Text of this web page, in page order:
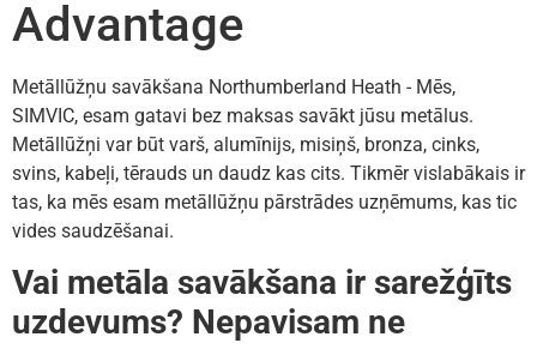
Advantage
Metāllūžņu savākšana Northumberland Heath - Mēs,
SIMVIC, esam gatavi bez maksas savākt jūsu metālus.
Metāllūžņi var būt varš, alumīnijs, misiņš, bronza, cinks,
svins, kabeļi, tērauds un daudz kas cits. Tikmēr vislabākais ir
tas, ka mēs esam metāllūžņu pārstrādes uzņēmums, kas tic
vides saudzēšanai.
Vai metāla savākšana ir sarežģīts
uzdevums? Nepavisam ne